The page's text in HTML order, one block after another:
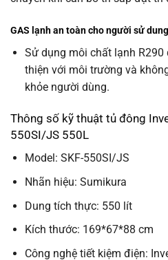
GAS lạnh an toàn cho người sử dung
Sử dụng môi chất lạnh
thiện với môi trường và
khỏe người dùng.
Thông số kỹ thuật tủ đông
550SI/JS 550L
Model: SKF-550SI/JS
Nhãn hiệu: Sumikura
Dung tích thực: 550 lít
Kích thước: 169*67*88 cm
Công nghệ tiết kiệm điện: